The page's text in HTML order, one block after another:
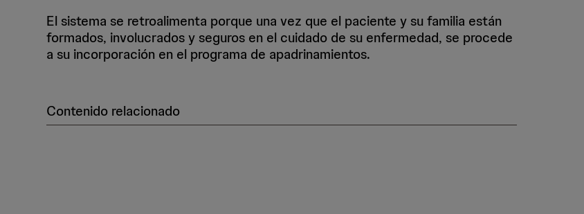
El sistema se retroalimenta porque una vez que el paciente y su familia están
formados, involucrados y seguros en el cuidado de su enfermedad, se procede
a su incorporación en el programa de apadrinamientos.
Contenido relacionado